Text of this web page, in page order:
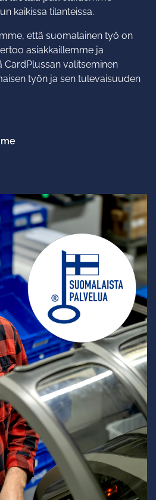
kaikissa tilanteissa.
että suomalainen työ on
asiakkaillemme ja
valitseminen
työn ja sen tulevaisuuden